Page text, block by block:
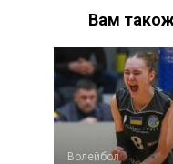
Вам
Волейбол